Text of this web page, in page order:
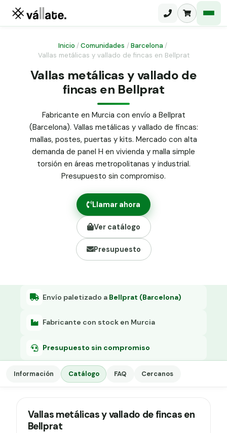
Malla ganadera
Malla simple torsión
Malla triple torsión
Panel malla H.
Puerta abatible dos hojas
Puerta acceso peatonal
Poste malla Hércules
Poste malla simple torsión
Alambre de espino galvanizado
Abrazadera PVC malla H.
Grapa malla H.
Grapadora
Tensor galvanizado
Inicio /Comunidades / Barcelona /
Vallas metálicas y vallado de fincas en Bellprat
Vallas metálicas y vallado de
fincas en Bellprat
Fabricante en Murcia con envío a Bellprat
(Barcelona). Vallas metálicas y vallado de fincas:
mallas, postes, puertas y kits. Mercado con alta
demanda de panel H en vivienda y malla simple
torsión en áreas metropolitanas y industrial.
Presupuesto sin compromiso.
Llamar ahora
Ver catálogo
Presupuesto
Envío paletizado a Bellprat (Barcelona)
Fabricante con stock en Murcia
Presupuesto sin compromiso
Información Catálogo FAQ Cercanos
Vallas metálicas y vallado de fincas en
Bellprat